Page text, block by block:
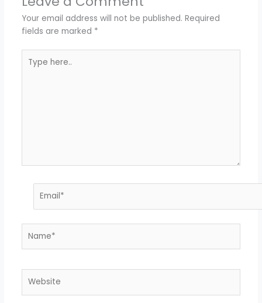
Your email address will not be published. Required
fields are marked *
here..